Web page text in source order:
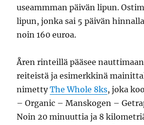
useammman päivän lipun.
lipun, jonka sai 5 päivän
noin 160 euroa.
Åren rinteillä pääsee
reiteistä ja esimerkkinä
nimettyThe Whole 8ks, joka
– Organic – Manskogen –
Noin 20 minuuttia ja 8